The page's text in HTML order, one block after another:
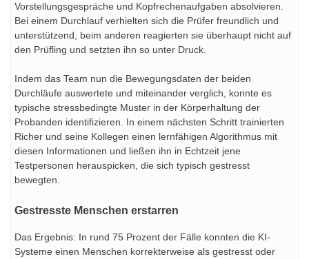
Vorstellungsgespräche und Kopfrechenaufgaben absolvieren.
Bei einem Durchlauf verhielten sich die Prüfer freundlich und
unterstützend, beim anderen reagierten sie überhaupt nicht auf
den Prüfling und setzten ihn so unter Druck.
Indem das Team nun die Bewegungsdaten der beiden
Durchläufe auswertete und miteinander verglich, konnte es
typische stressbedingte Muster in der Körperhaltung der
Probanden identifizieren. In einem nächsten Schritt trainierten
Richer und seine Kollegen einen lernfähigen Algorithmus mit
diesen Informationen und ließen ihn in Echtzeit jene
Testpersonen herauspicken, die sich typisch gestresst
bewegten.
Gestresste Menschen erstarren
Das Ergebnis: In rund 75 Prozent der Fälle konnten die KI-
Systeme einen Menschen korrekterweise als gestresst oder